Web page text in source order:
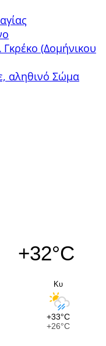
(Δομήνικου
αληθινό Σώμα
+32°C
Κυ
+33°C
+26°C